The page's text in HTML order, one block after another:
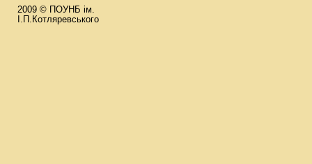
2009 © ПОУНБ ім.
І.П.Котляревського